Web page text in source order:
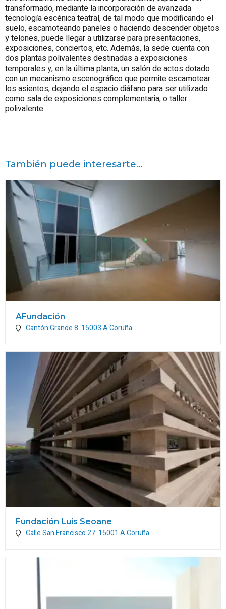
transformado, mediante la incorporación de avanzada
tecnología escénica teatral, de tal modo que modificando el
suelo, escamoteando paneles o haciendo descender objetos
y telones, puede llegar a utilizarse para presentaciones,
exposiciones, conciertos, etc. Además, la sede cuenta con
dos plantas polivalentes destinadas a exposiciones
temporales y, en la última planta, un salón de actos dotado
con un mecanismo escenográfico que permite escamotear
los asientos, dejando el espacio diáfano para ser utilizado
como sala de exposiciones complementaria, o taller
polivalente.
También puede interesarte...
AFundación
Cantón Grande 8. 15003A Coruña
Fundación Luis Seoane
Calle San Francisco 27. 15001 A Coruña